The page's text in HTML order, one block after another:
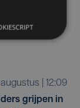
augustus | 12:09
grijpen in